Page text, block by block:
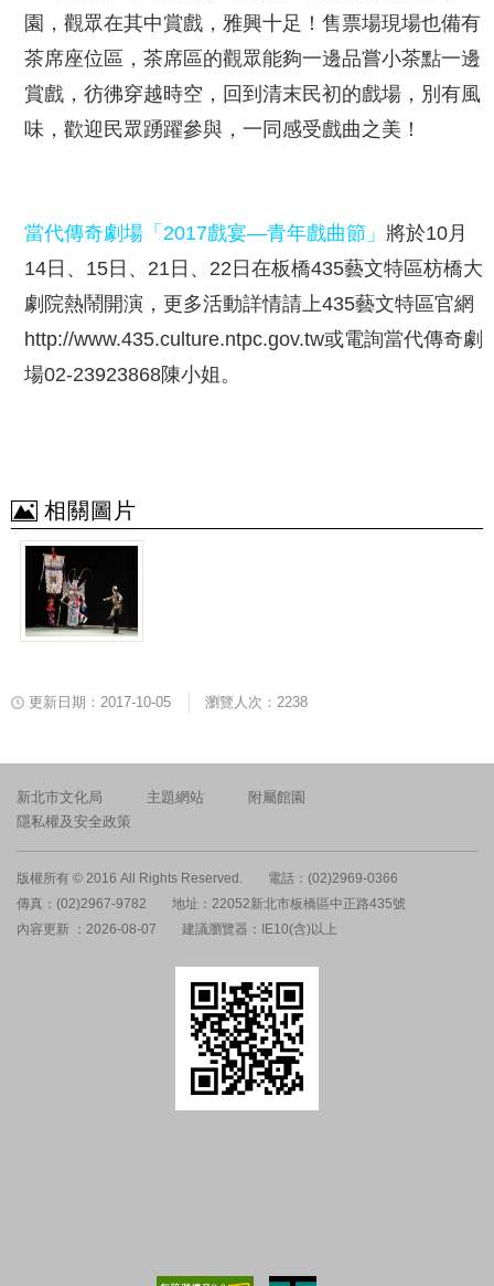
園，觀眾在其中賞戲，雅興十足！售票場現場也備有
茶席座位區，茶席區的觀眾能夠一邊品嘗小茶點一邊
賞戲，彷彿穿越時空，回到清末民初的戲場，別有風
味，歡迎民眾踴躍參與，一同感受戲曲之美！
當代傳奇劇場「 2017戲宴—青年戲曲節」 將於10月
14 日、 15 日、 21 日、 22 日在板橋435藝文特區枋橋大
劇院熱鬧開演，更多活動詳情請上435藝文特區官網
http://www.435.culture.ntpc.gov.tw或電詢當代傳奇劇
場02-23923868陳小姐。
相關圖片
更新日期：2017-10-05 瀏覽人次：2238
新北市文化局 主題網站
附屬館園
隱私權及安全政策
版權所有 © 2016 All Rights Reserved.
電話：(02)2969-0366
傳真：(02)2967-9782
地址：22052新北市板橋區中正路435號
內容更新 ：2026-08-07
建議瀏覽器：IE10(含)以上